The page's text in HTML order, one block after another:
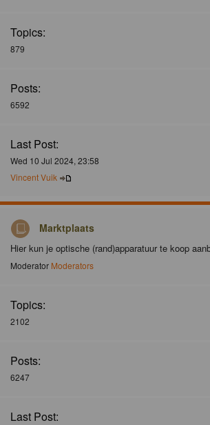
Topics:
879
Posts:
6592
Last Post:
Wed 10 Jul 2024, 23:58
Vincent Vuik
Marktplaats
Hier kun je optische (rand)apparatuur te koop
Moderator Moderators
Topics:
2102
Posts:
6247
Last Post: